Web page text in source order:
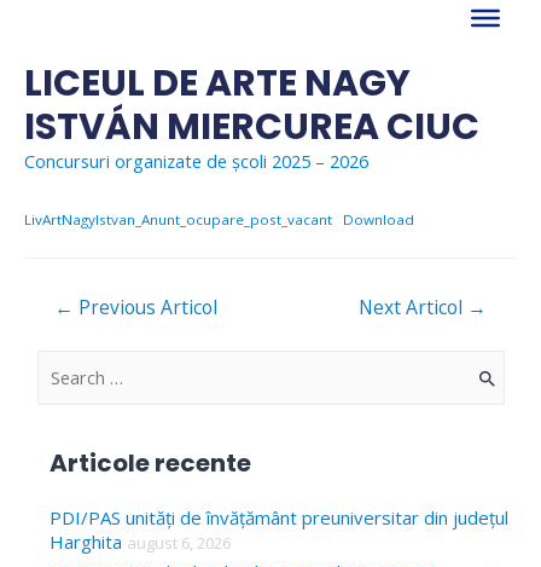
content
LICEUL DE ARTE NAGY
ISTVÁN MIERCUREA CIUC
Concursuri organizate de școli 2025 – 2026
LivArtNagyIstvan_Anunt_ocupare_post_vacant Download
Navigare
← Previous Articol Next Articol →
S
c
h
Articole recente
PDI/PAS unități de învățământ preuniversitar din județul
Harghita august 6, 2026